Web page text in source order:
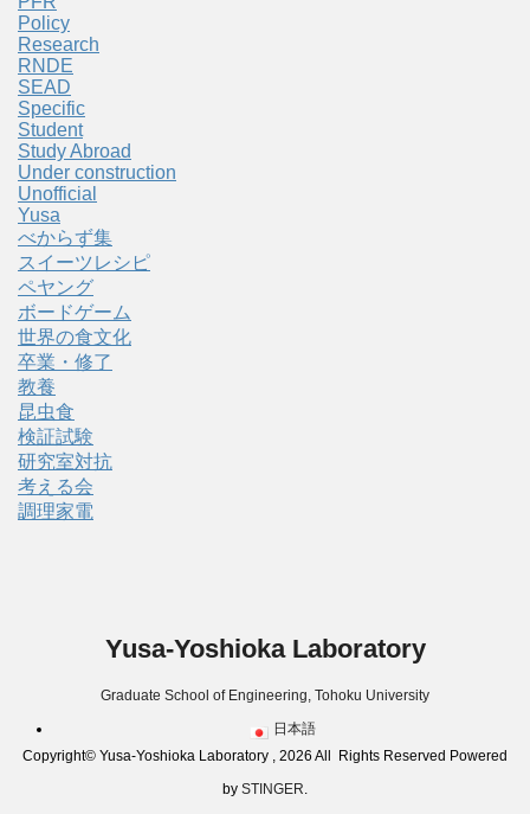
Policy
Research
RNDE
SEAD
Specific
Student
Study Abroad
Under construction
Unofficial
Yusa
べからず集
スイーツレシピ
ペヤング
ボードゲーム
世界の食文化
卒業・修了
教養
昆虫食
検証試験
研究室対抗
考える会
調理家電
Yusa-Yoshioka Laboratory
Graduate School of Engineering, Tohoku University
日本語
Copyright© Yusa-Yoshioka Laboratory , 2026 All Rights Reserved Powered
by STINGER